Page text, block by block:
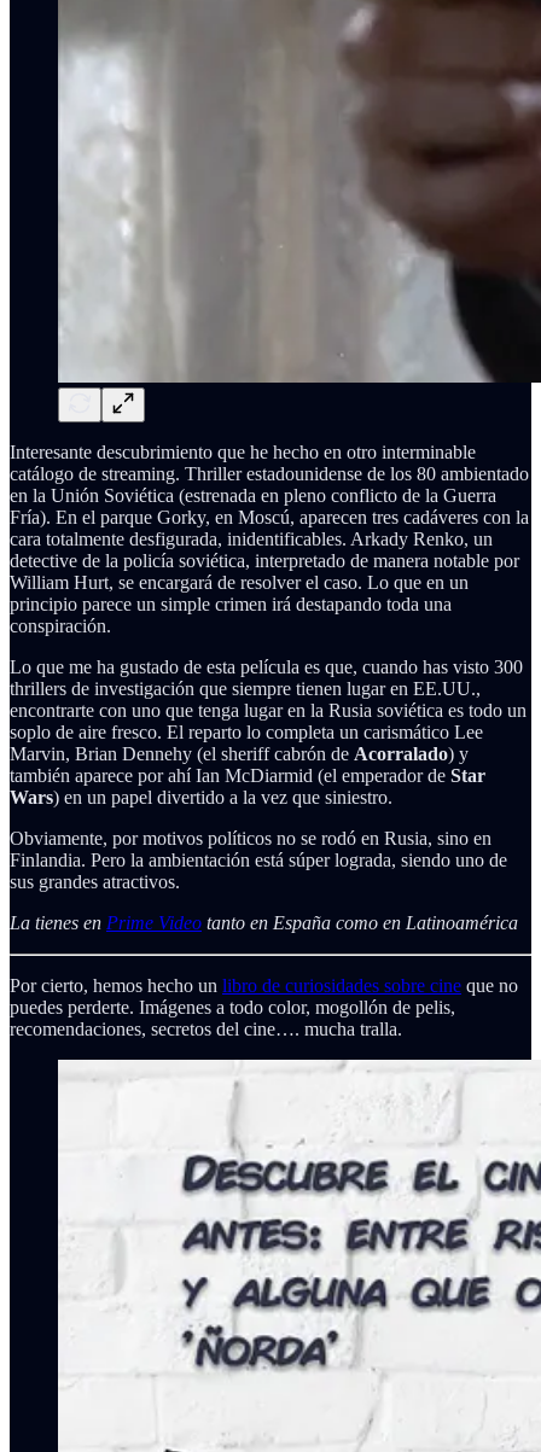
Interesante descubrimiento que he hecho en otro interminable
catálogo de streaming. Thriller estadounidense de los 80 ambientado
en la Unión Soviética (estrenada en pleno conflicto de la Guerra
Fría). En el parque Gorky, en Moscú, aparecen tres cadáveres con la
cara totalmente desfigurada, inidentificables. Arkady Renko, un
detective de la policía soviética, interpretado de manera notable por
William Hurt, se encargará de resolver el caso. Lo que en un
principio parece un simple crimen irá destapando toda una
conspiración.
Lo que me ha gustado de esta película es que, cuando has visto 300
thrillers de investigación que siempre tienen lugar en EE.UU.,
encontrarte con uno que tenga lugar en la Rusia soviética es todo un
soplo de aire fresco. El reparto lo completa un carismático Lee
Marvin, Brian Dennehy (el sheriff cabrón de Acorralado) y
también aparece por ahí Ian McDiarmid (el emperador de Star
Wars) en un papel divertido a la vez que siniestro.
Obviamente, por motivos políticos no se rodó en Rusia, sino en
Finlandia. Pero la ambientación está súper lograda, siendo uno de
sus grandes atractivos.
La tienes en Prime Video tanto en España como en Latinoamérica
Por cierto, hemos hecho un libro de curiosidades sobre cine que no
puedes perderte. Imágenes a todo color, mogollón de pelis,
recomendaciones, secretos del cine…. mucha tralla.